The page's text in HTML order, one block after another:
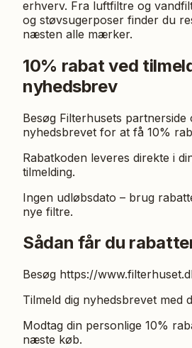
erhverv. Fra luftfiltre og
og støvsugerposer finder du
næsten alle mærker.
10% rabat ved
nyhedsbrev
Besøg Filterhusets partnerside
nyhedsbrevet for at få 10%
Rabatkoden leveres direkte i
tilmelding.
Ingen udløbsdato – brug
nye filtre.
Sådan får du
Besøg https://
Tilmeld dig nyhedsbrevet med
Modtag din personlige 10%
næste køb.